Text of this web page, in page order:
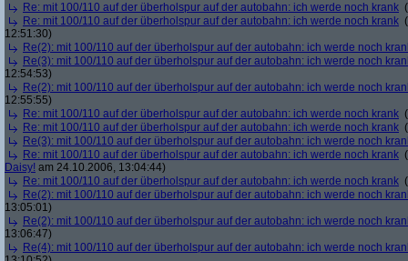
Re: mit 100/110 auf der überholspur auf der autobahn: ich werde noch krank (
Re: mit 100/110 auf der überholspur auf der autobahn: ich werde noch krank (
12:51:30)
Re(2): mit 100/110 auf der überholspur auf der autobahn: ich werde noch
Re(3): mit 100/110 auf der überholspur auf der autobahn: ich werde noch
12:54:53)
Re(2): mit 100/110 auf der überholspur auf der autobahn: ich werde noch
12:55:55)
Re: mit 100/110 auf der überholspur auf der autobahn: ich werde noch krank (
Re: mit 100/110 auf der überholspur auf der autobahn: ich werde noch krank (
Re(3): mit 100/110 auf der überholspur auf der autobahn: ich werde noch
Re: mit 100/110 auf der überholspur auf der autobahn: ich werde noch krank (
Daisy! am 24.10.2006, 13:04:44)
Re: mit 100/110 auf der überholspur auf der autobahn: ich werde noch krank (
Re(2): mit 100/110 auf der überholspur auf der autobahn: ich werde noch
13:05:01)
Re(2): mit 100/110 auf der überholspur auf der autobahn: ich werde noch
13:06:47)
Re(4): mit 100/110 auf der überholspur auf der autobahn: ich werde noch